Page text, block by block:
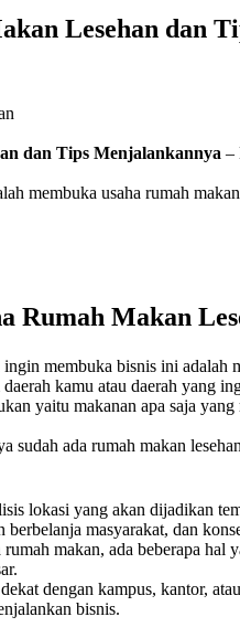
Lesehan dan
dan Tips Menjalankannya –
membuka usaha rumah
Rumah Makan
membuka bisnis ini adalah
kamu atau daerah yang
yaitu makanan apa saja
sudah ada rumah makan
lokasi yang akan dijadikan
masyarakat, dan
makan, ada beberapa
dengan kampus, kantor,
bisnis.